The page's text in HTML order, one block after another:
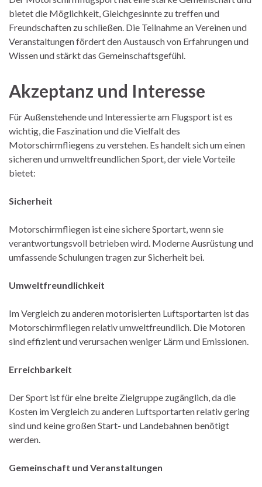
bietet die Möglichkeit, Gleichgesinnte zu treffen und
Freundschaften zu schließen. Die Teilnahme an Vereinen und
Veranstaltungen fördert den Austausch von Erfahrungen und
Wissen und stärkt das Gemeinschaftsgefühl.
Akzeptanz und Interesse
Für Außenstehende und Interessierte am Flugsport ist es
wichtig, die Faszination und die Vielfalt des
Motorschirmfliegens zu verstehen. Es handelt sich um einen
sicheren und umweltfreundlichen Sport, der viele Vorteile
bietet:
Sicherheit
Motorschirmfliegen ist eine sichere Sportart, wenn sie
verantwortungsvoll betrieben wird. Moderne Ausrüstung und
umfassende Schulungen tragen zur Sicherheit bei.
Umweltfreundlichkeit
Im Vergleich zu anderen motorisierten Luftsportarten ist das
Motorschirmfliegen relativ umweltfreundlich. Die Motoren
sind effizient und verursachen weniger Lärm und Emissionen.
Erreichbarkeit
Der Sport ist für eine breite Zielgruppe zugänglich, da die
Kosten im Vergleich zu anderen Luftsportarten relativ gering
sind und keine großen Start- und Landebahnen benötigt
werden.
Gemeinschaft und Veranstaltungen